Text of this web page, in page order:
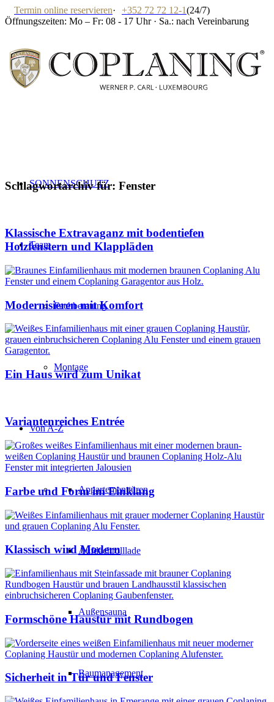
Termin online reservieren· +352 72 72 12-1(24/7)
Öffnungszeiten: Mo – Fr: 08 - 17 Uhr · Sa.: nach Vereinbarung
SONNENSCHUTZ
Team
Fachberatung
Montage
Von A-Z
Appartementtüren
Aufdachrolllade
Außensauna
Baumanagement
Schlagwortarchiv für: Fenster
Klassische Extravaganz mit bodentiefen
Holzfenstern und Klappläden
Modernisieren mit Komfort
Ein Haus wird zum Unikat
Variantenreiches Entrée
Farbe und Form im Einklang
Klassisch wird Modern
Formschöne Haustür mit Rundbogen
Sicherheit in Tür und Fenster